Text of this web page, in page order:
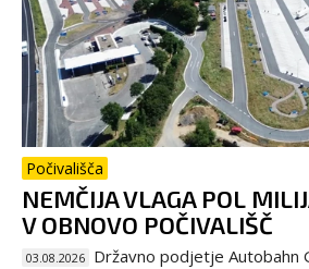
Počivališča
NEMČIJA VLAGA POL
V OBNOVO POČIVALIŠČ
03.08.2026 Državno podjetje Autobahn